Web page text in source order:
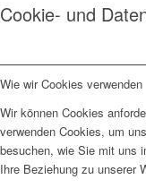
Cookie- und
Wie wir Cookies verwenden
Wir können Cookies
verwenden Cookies, um
besuchen, wie Sie mit uns
Ihre Beziehung zu unserer